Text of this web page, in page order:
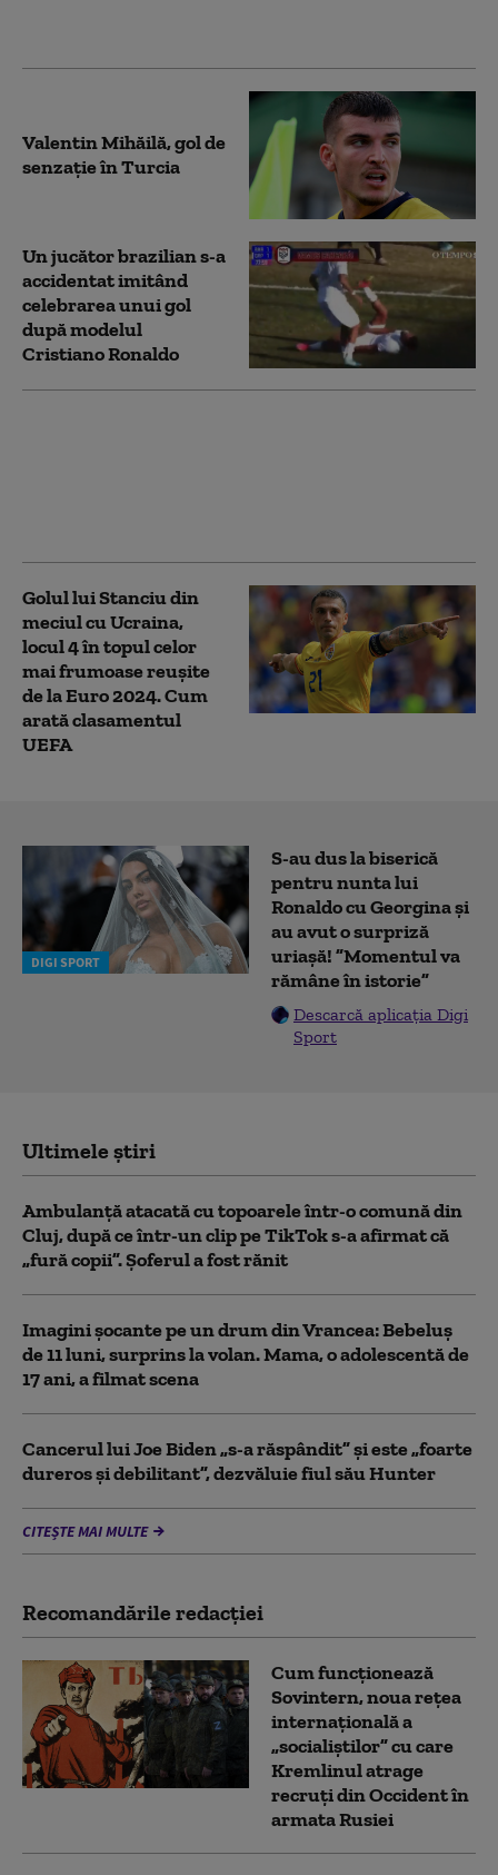
Valentin Mihăilă, gol de
senzaţie în Turcia
Un jucător brazilian s-a
accidentat imitând
celebrarea unui gol
după modelul
Cristiano Ronaldo
Golul lui Stanciu din
meciul cu Ucraina,
locul 4 în topul celor
mai frumoase reuşite
de la Euro 2024. Cum
arată clasamentul
UEFA
DIGI SPORT
S-au dus la biserică
pentru nunta lui
Ronaldo cu Georgina și
au avut o surpriză
uriașă! ”Momentul va
rămâne în istorie”
Descarcă aplicația Digi
Sport
Ultimele știri
Ambulanţă atacată cu topoarele într-o comună din
Cluj, după ce într-un clip pe TikTok s-a afirmat că
„fură copii”. Șoferul a fost rănit
Imagini șocante pe un drum din Vrancea: Bebeluș
de 11 luni, surprins la volan. Mama, o adolescentă de
17 ani, a filmat scena
Cancerul lui Joe Biden „s-a răspândit” şi este „foarte
dureros și debilitant”, dezvăluie fiul său Hunter
CITEȘTE MAI MULTE
Recomandările redacţiei
Cum funcționează
Sovintern, noua rețea
internațională a
„socialiștilor” cu care
Kremlinul atrage
recruți din Occident în
armata Rusiei